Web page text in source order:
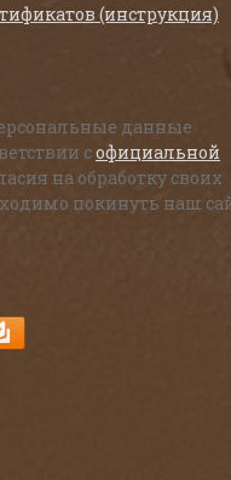
(инструкция)
данные
софициальной
на обработку своих
покинуть наш